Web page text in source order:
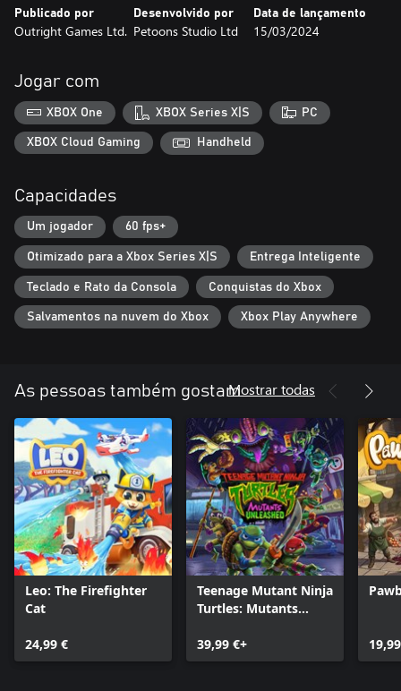
Publicado por
Outright Games Ltd.
Desenvolvido por
Petoons Studio Ltd
Data de lançamento
15/03/2024
Jogar com
XBOX One XBOX Series X|S PC
XBOX Cloud Gaming Handheld
Capacidades
Um jogador 60 fps+
Otimizado para a Xbox Series X|S Entrega Inteligente
Teclado e Rato da Consola Conquistas do Xbox
Salvamentos na nuvem do Xbox Xbox Play Anywhere
As pessoas também gostamMostrar todas
Leo: The Firefighter
Cat
24,99 €
Teenage Mutant Ninja
Turtles: Mutants
39,99 €+